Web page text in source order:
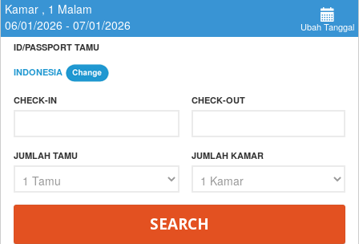
Kamar , 1 Malam
06/01/2026 - 07/01/2026
Ubah Tanggal
ID/PASSPORT TAMU
INDONESIA
CHECK-IN CHECK-OUT
JUMLAH TAMU JUMLAH KAMAR